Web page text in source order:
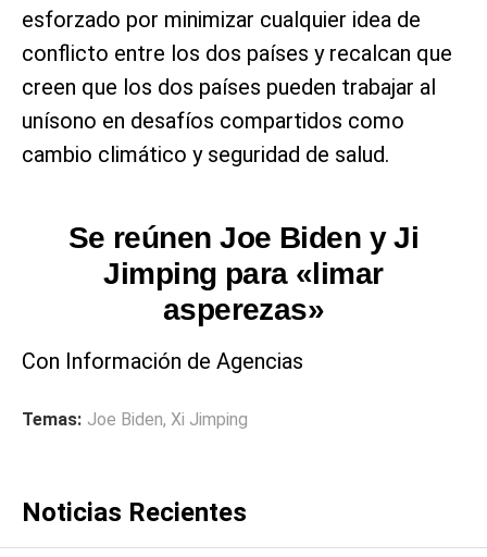
esforzado por minimizar cualquier idea de
conflicto entre los dos países y recalcan que
creen que los dos países pueden trabajar al
unísono en desafíos compartidos como
cambio climático y seguridad de salud.
Se reúnen Joe Biden y Ji
Jimping para «limar
asperezas»
Con Información de Agencias
Temas: Joe Biden, Xi Jimping
Noticias Recientes